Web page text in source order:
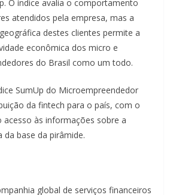
O índice avalia o comportamento
atendidos pela empresa, mas a
destes clientes permite a
econômica dos micro e
do Brasil como um todo.
SumUp do Microempreendedor
da fintech para o país, com o
às informações sobre a
da base da pirâmide.
global de serviços financeiros